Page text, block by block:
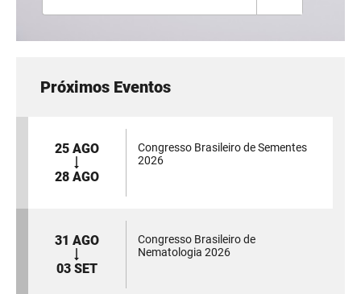
Próximos Eventos
25 AGO
28 AGO
Congresso Brasileiro de Sementes
2026
31 AGO
03 SET
Congresso Brasileiro de
Nematologia 2026